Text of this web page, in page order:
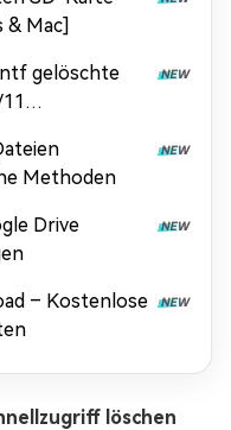
Mac]
gelöschte
Methoden
Drive
– Kostenlose
löschen